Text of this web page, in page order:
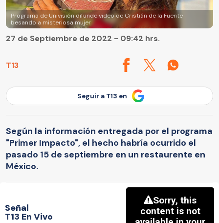
Programa de Univisión difunde video de Cristián de la Fuente
besando a misteriosa mujer
T13
27 de Septiembre de 2022 - 09:42 hrs.
Seguir a T13 en
Según la información entregada por el programa
"Primer Impacto", el hecho habría ocurrido el
pasado 15 de septiembre en un restaurente en
México.
Señal
T13 En Vivo